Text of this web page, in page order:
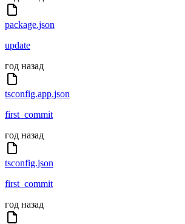
package.json
update
год назад
tsconfig.app.json
first_commit
год назад
tsconfig.json
first_commit
год назад